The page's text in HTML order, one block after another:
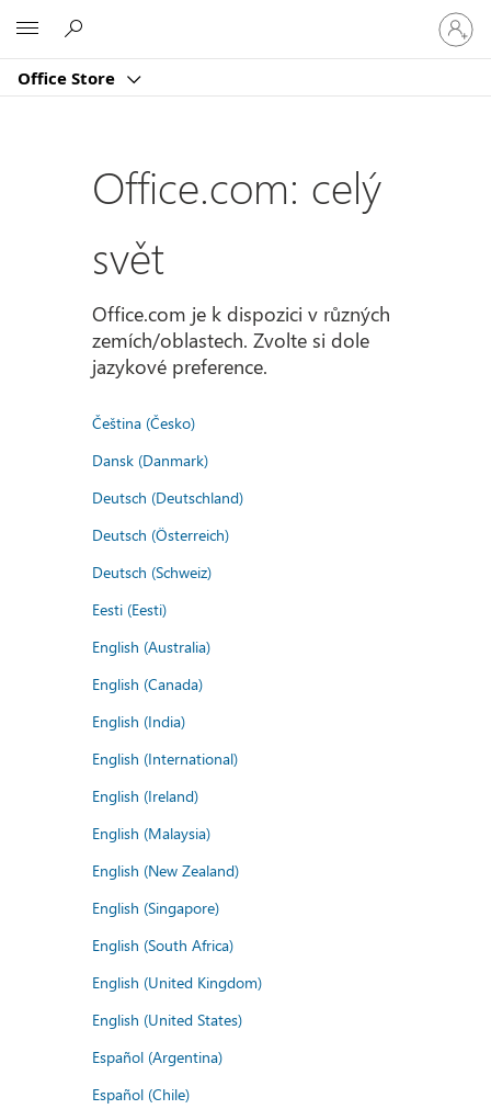
Office Store
se
ke
účtu
Office.com: celý
svět
Office.com je k dispozici v různých
zemích/oblastech. Zvolte si dole
jazykové preference.
Čeština (Česko)
Dansk (Danmark)
Deutsch (Deutschland)
Deutsch (Österreich)
Deutsch (Schweiz)
Eesti (Eesti)
English (Australia)
English (Canada)
English (India)
English (International)
English (Ireland)
English (Malaysia)
English (New Zealand)
English (Singapore)
English (South Africa)
English (United Kingdom)
English (United States)
Español (Argentina)
Español (Chile)